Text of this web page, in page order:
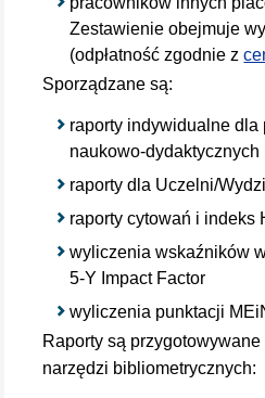
Zestawienie obejmuje
(odpłatność zgodnie z
Sporządzane są:
raporty indywidualne dla
naukowo-dydaktycznych
raporty dla Uczelni/
raporty cytowań i indeks
wyliczenia wskaźników
5-Y Impact Factor
wyliczenia punktacji
Raporty są
narzędzi bibliometrycznych: